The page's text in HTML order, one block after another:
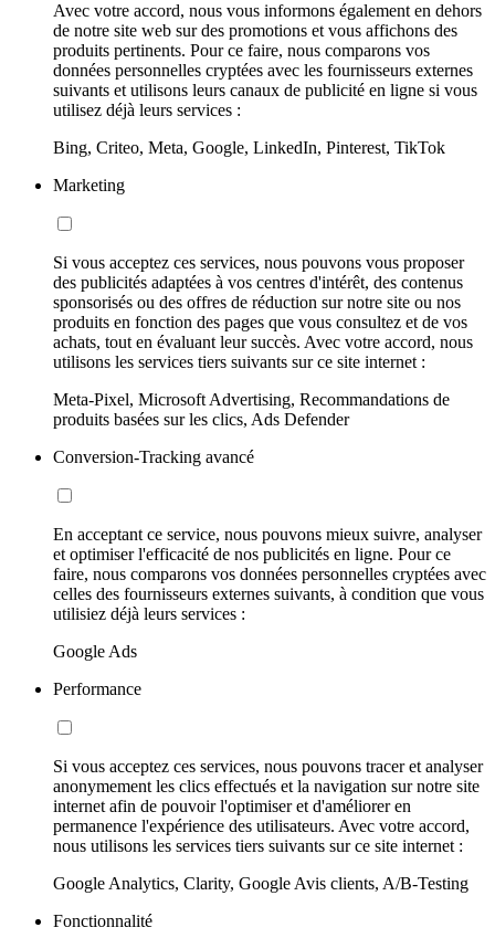
Avec votre accord, nous vous informons également en dehors
de notre site web sur des promotions et vous affichons des
produits pertinents. Pour ce faire, nous comparons vos
données personnelles cryptées avec les fournisseurs externes
suivants et utilisons leurs canaux de publicité en ligne si vous
utilisez déjà leurs services :
Bing, Criteo, Meta, Google, LinkedIn, Pinterest, TikTok
Marketing
Si vous acceptez ces services, nous pouvons vous proposer
des publicités adaptées à vos centres d'intérêt, des contenus
sponsorisés ou des offres de réduction sur notre site ou nos
produits en fonction des pages que vous consultez et de vos
achats, tout en évaluant leur succès. Avec votre accord, nous
utilisons les services tiers suivants sur ce site internet :
Meta-Pixel, Microsoft Advertising, Recommandations de
produits basées sur les clics, Ads Defender
Conversion-Tracking avancé
En acceptant ce service, nous pouvons mieux suivre, analyser
et optimiser l'efficacité de nos publicités en ligne. Pour ce
faire, nous comparons vos données personnelles cryptées avec
celles des fournisseurs externes suivants, à condition que vous
utilisiez déjà leurs services :
Google Ads
Performance
Si vous acceptez ces services, nous pouvons tracer et analyser
anonymement les clics effectués et la navigation sur notre site
internet afin de pouvoir l'optimiser et d'améliorer en
permanence l'expérience des utilisateurs. Avec votre accord,
nous utilisons les services tiers suivants sur ce site internet :
Google Analytics, Clarity, Google Avis clients, A/B-Testing
Fonctionnalité